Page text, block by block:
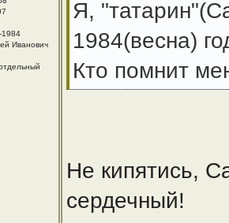
Иванович
Я,
1984(весна)
Кто помнит
Не кипятись,
сердечный!